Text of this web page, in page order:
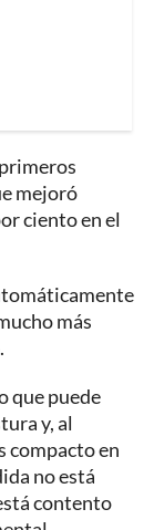
mejoró
ciento en el
más
que puede
y, al
compacto en
no está
contento